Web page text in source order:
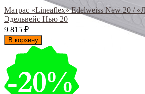
Матрас «Lineaflex» Edelweiss New 20 /
Эдельвейс Нью 20
9 815 ₽
В корзину